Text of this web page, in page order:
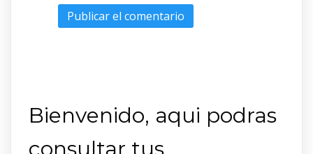
Bienvenido, aqui podras